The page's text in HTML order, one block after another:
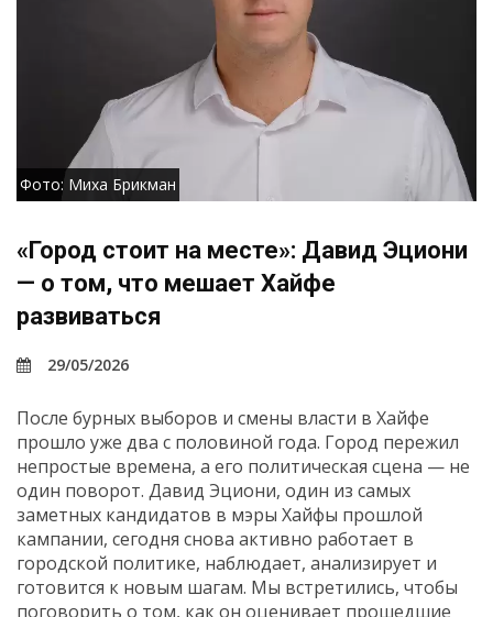
Фото: Миха Брикман
«Город стоит на месте»: Давид Эциони
— о том, что мешает Хайфе
развиваться
29/05/2026
После бурных выборов и смены власти в Хайфе
прошло уже два с половиной года. Город пережил
непростые времена, а его политическая сцена — не
один поворот. Давид Эциони, один из самых
заметных кандидатов в мэры Хайфы прошлой
кампании, сегодня снова активно работает в
городской политике, наблюдает, анализирует и
готовится к новым шагам. Мы встретились, чтобы
поговорить о том, как он оценивает прошедшие